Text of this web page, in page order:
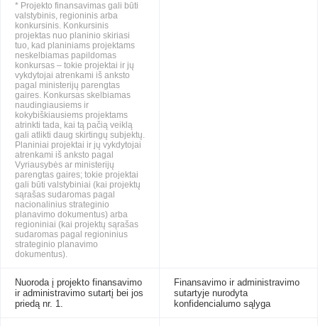
* Projekto finansavimas gali būti
valstybinis, regioninis arba
konkursinis. Konkursinis
projektas nuo planinio skiriasi
tuo, kad planiniams projektams
neskelbiamas papildomas
konkursas – tokie projektai ir jų
vykdytojai atrenkami iš anksto
pagal ministerijų parengtas
gaires. Konkursas skelbiamas
naudingiausiems ir
kokybiškiausiems projektams
atrinkti tada, kai tą pačią veiklą
gali atlikti daug skirtingų subjektų.
Planiniai projektai ir jų vykdytojai
atrenkami iš anksto pagal
Vyriausybės ar ministerijų
parengtas gaires; tokie projektai
gali būti valstybiniai (kai projektų
sąrašas sudaromas pagal
nacionalinius strateginio
planavimo dokumentus) arba
regioniniai (kai projektų sąrašas
sudaromas pagal regioninius
strateginio planavimo
dokumentus).
Nuoroda į projekto finansavimo
ir administravimo sutartį bei jos
priedą nr. 1.
Finansavimo ir administravimo
sutartyje nurodyta
konfidencialumo sąlyga